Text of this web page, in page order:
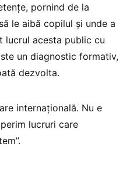
pornind de la
le aibă copilul și unde a
lucrul acesta public cu
un diagnostic formativ,
dezvolta.
internațională. Nu e
lucruri care